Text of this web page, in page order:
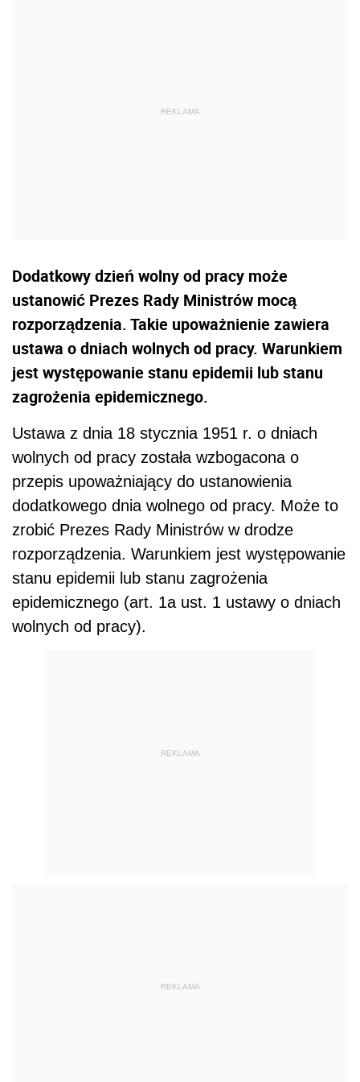
Dodatkowy dzień wolny od pracy może
ustanowić Prezes Rady Ministrów mocą
rozporządzenia. Takie upoważnienie zawiera
ustawa o dniach wolnych od pracy. Warunkiem
jest występowanie stanu epidemii lub stanu
zagrożenia epidemicznego.
Ustawa z dnia 18 stycznia 1951 r. o dniach
wolnych od pracy została wzbogacona o
przepis upoważniający do ustanowienia
dodatkowego dnia wolnego od pracy. Może to
zrobić Prezes Rady Ministrów w drodze
rozporządzenia. Warunkiem jest występowanie
stanu epidemii lub stanu zagrożenia
epidemicznego (art. 1a ust. 1 ustawy o dniach
wolnych od pracy).
REKLAMA
REKLAMA